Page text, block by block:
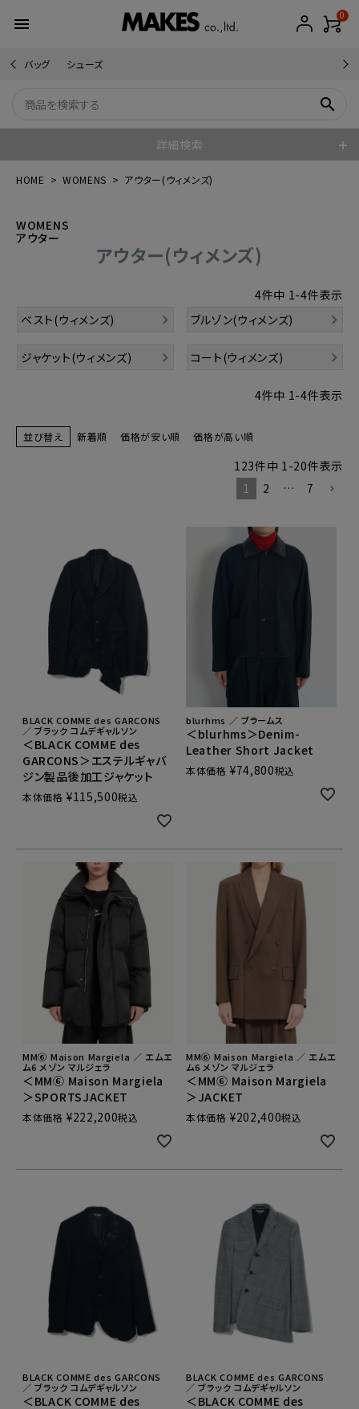
menu 0
バッグ シューズ
search
詳細検索
HOME WOMENS アウター(ウィメンズ)
WOMENS
アウター
アウター(ウィメンズ)
4件中 1-4件表示
ベスト(ウィメンズ)
ブルゾン(ウィメンズ)
ジャケット(ウィメンズ) コート(ウィメンズ)
4件中 1-4件表示
並び替え 新着順 価格が安い順 価格が高い順
123件中 1-20件表示
1
2 … 7
BLACK COMME des GARCONS
／ ブラック コムデギャルソン
＜BLACK COMME des
GARCONS＞エステルギャバ
ジン製品後加工ジャケット
本体価格 ¥115,500税込
blurhms ／ ブラームス
＜blurhms＞Denim-
Leather Short Jacket
本体価格 ¥74,800税込
MM⑥ Maison Margiela ／ エムエ
ム6 メゾン マルジェラ
＜MM⑥ Maison Margiela
＞SPORTSJACKET
本体価格 ¥222,200税込
MM⑥ Maison Margiela ／ エムエ
ム6 メゾン マルジェラ
＜MM⑥ Maison Margiela
＞JACKET
本体価格 ¥202,400税込
BLACK COMME des GARCONS
／ ブラック コムデギャルソン
＜BLACK COMME des
BLACK COMME des GARCONS
／ ブラック コムデギャルソン
＜BLACK COMME des